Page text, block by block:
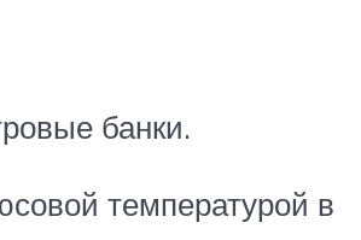
банки.
температурой в